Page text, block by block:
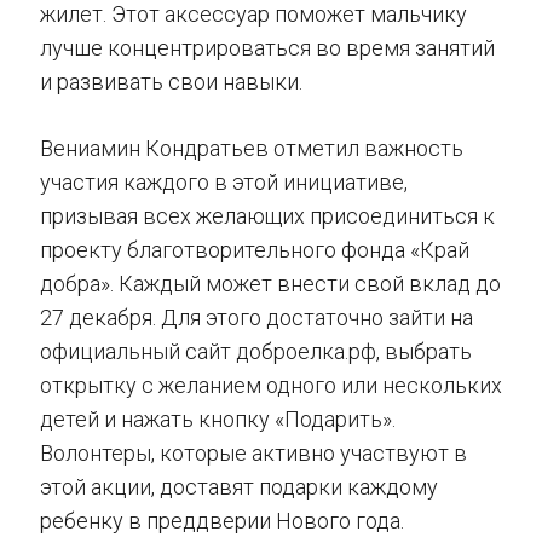
жилет. Этот аксессуар поможет мальчику
лучше концентрироваться во время занятий
и развивать свои навыки.
Вeниамин Кондратьев отметил важность
участия каждого в этой инициативе,
призывая всех желающих присоединиться к
проекту благотворительного фонда «Край
добра». Каждый может внести свой вклад до
27 декабря. Для этого достаточно зайти на
официальный сайт доброелка.рф, выбрать
открытку с желанием одного или нескольких
детей и нажать кнопку «Подарить».
Волонтеры, которые активно участвуют в
этой акции, доставят подарки каждому
ребенку в преддверии Нового года.